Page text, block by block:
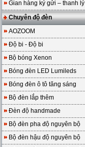
Gian hàng ký gửi – thanh lý
Chuyên độ đèn
AOZOOM
Độ bi - Độ bi
Bộ bóng Xenon
Bóng đèn LED Lumileds
Bóng đèn ô tô tăng sáng
Bộ đèn lắp thêm
Đèn độ handmade
Bộ đèn pha độ nguyên bộ
Bộ đèn hậu độ nguyên bộ